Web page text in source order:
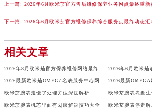
上一篇: 2026年6月欧米茄官方售后维修保养业务网点最终重新
下一篇: 2026年6月欧米茄官方维修保养综合服务点最终动态
相关文章
2026年8月欧米茄官方保养维修网络最终更新（含搬迁新增店面）确认终稿
2026最新欧米茄OMEGA名表服务中心网点地址调研报告
欧米茄腕表走慢了处理方法深度解析 欧米茄腕表表盘
欧米茄腕表机芯里面有划痕解决技巧大全 欧米茄腕表停走解